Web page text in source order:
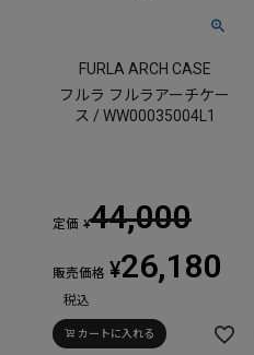
FURLA ARCH CASE
フルラ フルラアーチケー
ス / WW00035004L1
定価 ¥44,000
販売価格 ¥26,180
税込
カートに入れる